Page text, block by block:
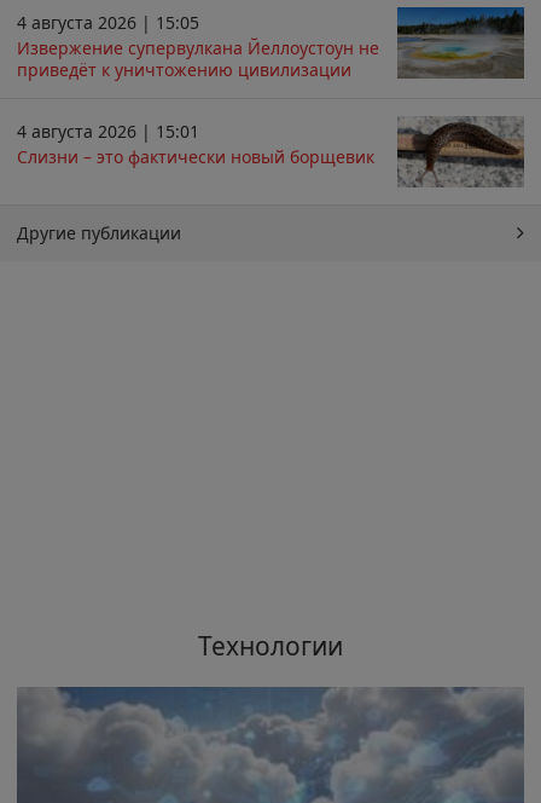
4 августа 2026 | 15:05
Извержение супервулкана Йеллоустоун не
приведёт к уничтожению цивилизации
4 августа 2026 | 15:01
Слизни – это фактически новый борщевик
Другие публикации
Технологии